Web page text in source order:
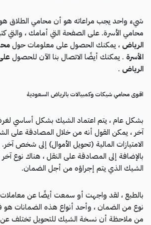
شيء واحد يجب مراعاته هو أن محامي الطلاق
محامي الأسرة. على الصفحة التي أمامك ، والتي
الرياض ، يمكنك الحصول على معلومات حول
الأسرة . يمكنك أيضًا الاتصال بنا الآن للحصول
الرياض .
اقوى محامي شيكات وكمبيالات بالرياض السعودية
بشكل عام ، يتم اعتماد الشيك بشكل أساسي
آخر ، يمكن القول أنه من خلال المصادقة على
الامتيازات المالية (تحويل الأموال) إلى شخص
بالإضافة إلى المصادقة على النقل ، هناك نوع
الشيك الذي يتم إجراؤه من أجل الضمان.
بالطبع ، لقد واجهت أو سمعت أيضًا عن
نوع من الضمان ، وأحد أنواع هذه الضمانات
من ملاحظة أن نسخة الشيك للتحويل تختلف